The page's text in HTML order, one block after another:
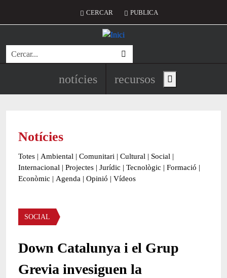
Menú del compte d'usuari
CERCAR PUBLICA
Cerca
Navegació principal de
notícies recursos Show main menu
Notícies
Totes | Ambiental | Comunitari | Cultural | Social |
Internacional | Projectes | Jurídic | Tecnològic | Formació |
Econòmic | Agenda | Opinió | Vídeos
Àmbit de la notícia
SOCIAL
Down Catalunya i el Grup
Grevia invesiguen la